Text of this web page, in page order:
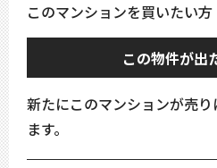
このマンションを買いたい方
この物件が出
新たにこのマンションが売
ます。